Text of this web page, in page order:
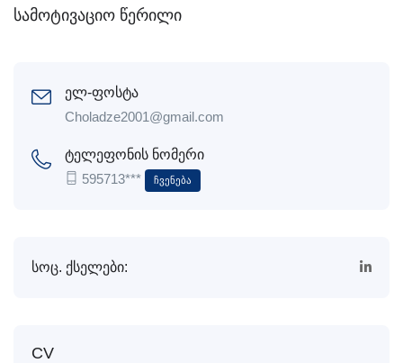
სამოტივაციო წერილი
ელ-ფოსტა
Choladze2001@gmail.com
ტელეფონის ნომერი
595713***
Ჩვენება
სოც. ქსელები:
CV